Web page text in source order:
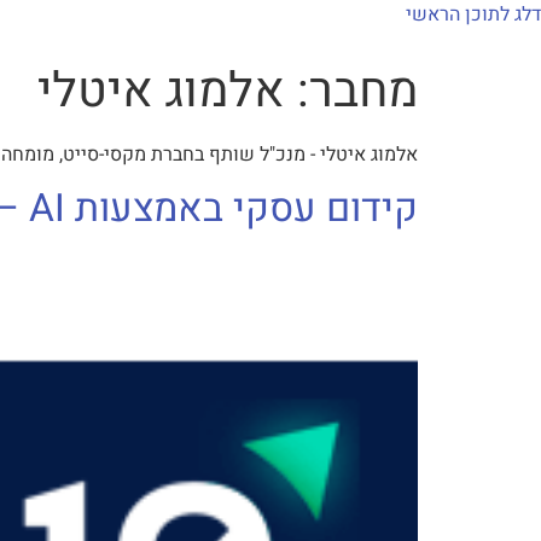
לתוכן
דלג לתוכן הראשי
מחבר: אלמוג איטלי
אלמוג איטלי - מנכ"ל שותף בחברת מקסי-סייט, מומחה
קידום עסקי באמצעות AI – אלמוג איטלי בערוץ 10 הכלכלה